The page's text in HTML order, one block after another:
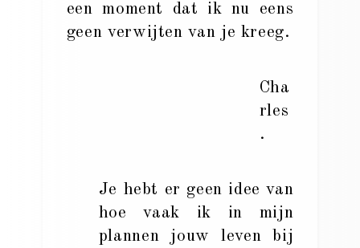
een moment dat ik nu eens
geen verwijten van je kreeg.
Cha
rles
.
Je hebt er geen idee van
hoe vaak ik in mijn
plannen jouw leven bij